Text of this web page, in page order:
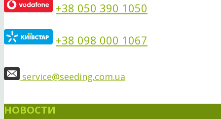
+38 050 390 1050
+38 098 000 1067
service@seeding.com.ua
НОВОСТИ